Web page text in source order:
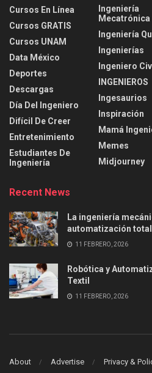
Cursos En Línea
Cursos GRATIS
Cursos UNAM
Data México
Deportes
Descargas
Día Del Ingeniero
Difícil De Creer
Entretenimiento
Estudiantes De
Ingeniería
Ingeniería
Mecatrónica
Ingeniería
Ingenierías
Ingeniero
INGENIEROS
Ingesaurios
Inspiración
Mamá
Memes
Midjourney
Recent News
La ingeniería
automatización total
11 FEBRERO, 2026
Robótica y
Textil
11 FEBRERO, 2026
About Advertise Privacy &